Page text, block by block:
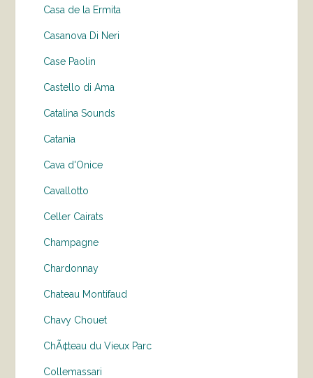
Casa de la Ermita
Casanova Di Neri
Case Paolin
Castello di Ama
Catalina Sounds
Catania
Cava d'Onice
Cavallotto
Celler Cairats
Champagne
Chardonnay
Chateau Montifaud
Chavy Chouet
ChÃ¢teau du Vieux Parc
Collemassari